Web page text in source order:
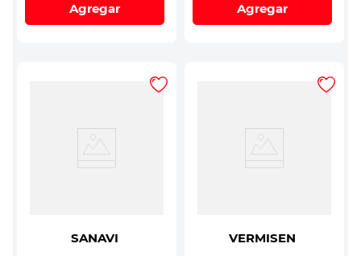
Agregar Agregar
SANAVI VERMISEN